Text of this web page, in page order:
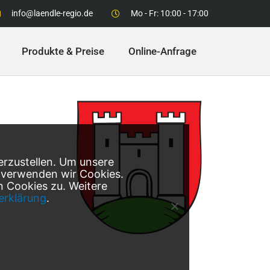
info@laendle-regio.de Mo - Fr: 10:00 - 17:00
Produkte & Preise Online-Anfrage
Um unsere
wir Cookies.
Cookies zu. Weitere
.